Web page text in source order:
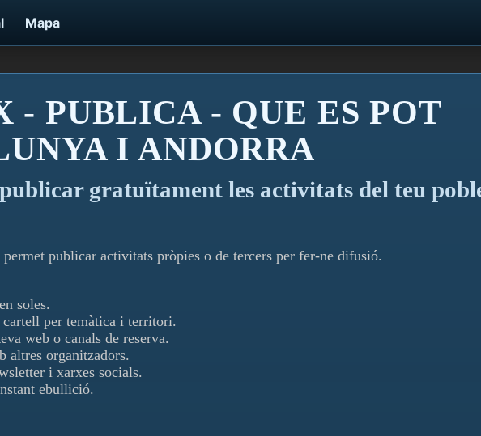
Mapa
- PUBLICA - QUE ES POT
I ANDORRA
gratuïtament les activitats del teu
publicar activitats pròpies o de tercers per fer-ne difusió.
soles.
cartell per temàtica i territori.
web o canals de reserva.
altres organitzadors.
i xarxes socials.
ebullició.